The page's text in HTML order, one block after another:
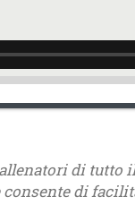
di tutto
di